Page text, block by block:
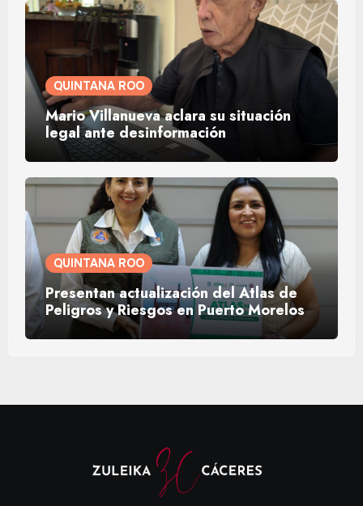
QUINTANA ROO
Mario Villanueva aclara su situación
legal ante desinformación
QUINTANA ROO
Presentan actualización del Atlas de
Peligros y Riesgos en Puerto Morelos